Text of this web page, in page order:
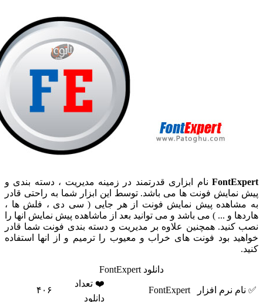
نام ابزاری قدرتمند در زمینه مدیریت ، دسته بندی و
فونت ها می باشد. توسط این ابزار شما به راحتی قادر
پیش نمایش فونت از هر جایی ( سی دی ، فلش ها ،
و ... ) می باشد و می توانید بعد از ماشاهده پیش نمایش انها را
همچنین علاوه بر مدیریت و دسته بندی فونت شما قادر
بود فونت های خراب و معیوب را ترمیم و از انها استفاده
دانلود FontExpert
نرم افزار FontExpert
❤️ تعداد